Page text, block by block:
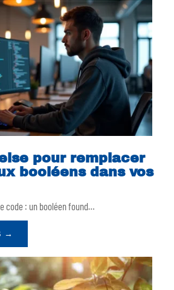
pour remplacer
booléens dans vos
code : un booléen found…